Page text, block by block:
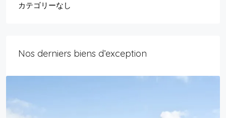
カテゴリーなし
Nos derniers biens d’exception